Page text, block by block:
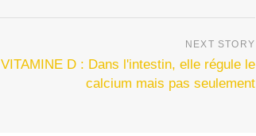
VITAMINE D : Dans l'intestin, elle régule le
calcium mais pas seulement